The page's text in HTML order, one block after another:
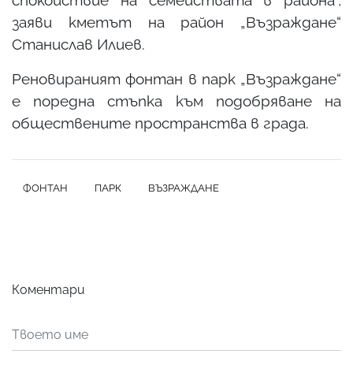
заяви кметът на район „Възраждане“
Станислав Илиев.
Реновираният фонтан в парк „Възраждане“
е поредна стъпка към подобряване на
обществените пространства в града.
ФОНТАН ПАРК ВЪЗРАЖДАНЕ
Коментари